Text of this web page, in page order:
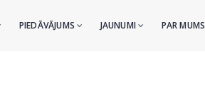
PIEDĀVĀJUMS JAUNUMI PAR MUMS